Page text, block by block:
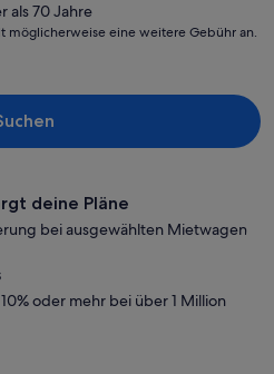
als 70 Jahre
möglicherweise eine weitere Gebühr an.
deine Pläne
bei ausgewählten Mietwagen
oder mehr bei über 1 Million